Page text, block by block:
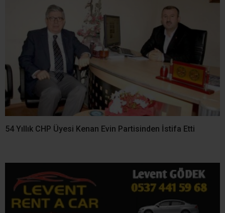
54 Yıllık CHP Üyesi Kenan Evin Partisinden İstifa Etti